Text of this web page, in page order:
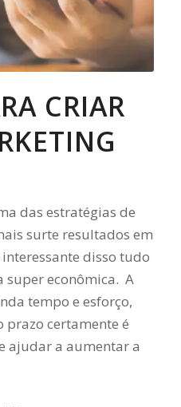
CRIAR
das estratégias de
surte resultados em
disso tudo
super econômica. A
tempo e esforço,
prazo certamente é
ajudar a aumentar a